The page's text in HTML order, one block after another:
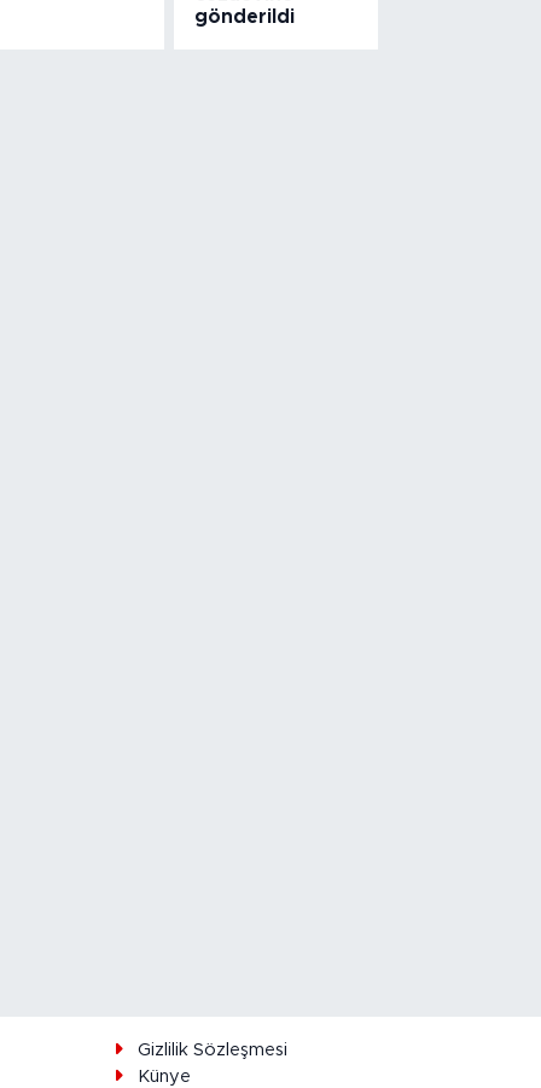
gönderildi
Gizlilik Sözleşmesi
Künye